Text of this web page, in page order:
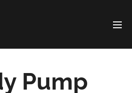
Pump